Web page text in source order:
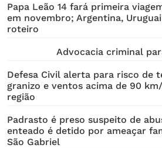
Papa Leão 14 fará primeira
em novembro; Argentina,
roteiro
Advocacia criminal
Defesa Civil alerta para risco de
granizo e ventos acima de 90
região
Padrasto é preso suspeito de
enteado é detido por ameaçar
São Gabriel